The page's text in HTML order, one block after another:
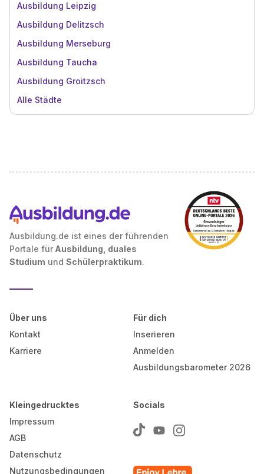
Ausbildung Leipzig
Ausbildung Delitzsch
Ausbildung Merseburg
Ausbildung Taucha
Ausbildung Groitzsch
Alle Städte
Ausbildung.de ist eines der führenden
Portale für Ausbildung, duales
Studium und Schülerpraktikum.
Über uns
Kontakt
Karriere
Für dich
Inserieren
Anmelden
Ausbildungsbarometer 2026
Kleingedrucktes
Impressum
AGB
Datenschutz
Nutzungsbedingungen
Socials